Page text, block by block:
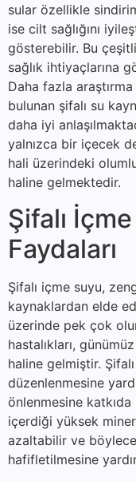
sular özellikle
ise cilt sağlığını
gösterebilir. Bu
sağlık ihtiyaçlarına
Daha fazla
bulunan şifalı su
daha iyi
yalnızca bir içecek
hali üzerindeki
haline gelmektedir.
Şifalı
Faydaları
Şifalı içme suyu,
kaynaklardan elde
üzerinde pek çok
hastalıkları,
haline gelmiştir.
düzenlenmesine
önlenmesine katkıda
içerdiği yüksek
azaltabilir ve böylece
hafifletilmesine